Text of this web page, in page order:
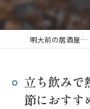
明大前の居酒屋なら立呑み 我海
立ち飲みで
節におすす